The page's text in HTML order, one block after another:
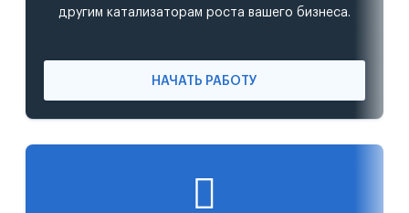
другим катализаторам роста вашего бизнеса.
НАЧАТЬ РАБОТУ